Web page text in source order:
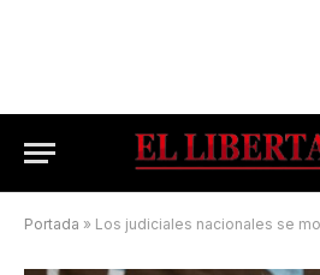
Portada » Los judiciales nacionales se